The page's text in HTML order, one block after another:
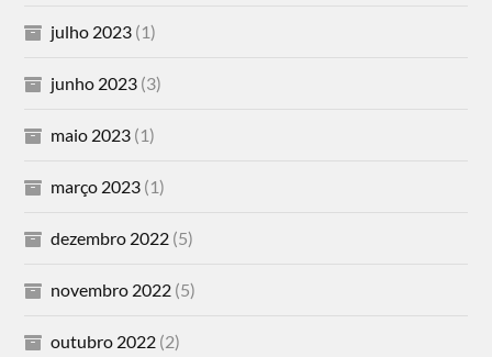
julho 2023 (1)
junho 2023 (3)
maio 2023 (1)
março 2023 (1)
dezembro 2022 (5)
novembro 2022 (5)
outubro 2022 (2)